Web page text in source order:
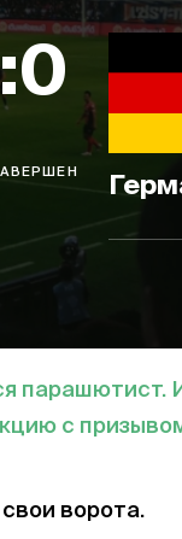
парашютист.
с
ворота.